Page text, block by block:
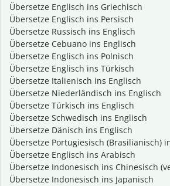
Übersetze Englisch ins Griechisch
Übersetze Englisch ins Persisch
Übersetze Russisch ins Englisch
Übersetze Cebuano ins Englisch
Übersetze Englisch ins Polnisch
Übersetze Englisch ins Türkisch
Übersetze Italienisch ins Englisch
Übersetze Niederländisch ins Englisch
Übersetze Türkisch ins Englisch
Übersetze Schwedisch ins Englisch
Übersetze Dänisch ins Englisch
Übersetze Portugiesisch (Brasilianisch)
Übersetze Englisch ins Arabisch
Übersetze Indonesisch ins Chinesisch
Übersetze Indonesisch ins Japanisch